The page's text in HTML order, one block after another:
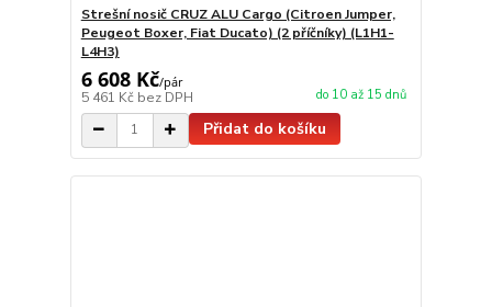
Strešní nosič CRUZ ALU Cargo (Citroen Jumper,
Peugeot Boxer, Fiat Ducato) (2 příčníky) (L1H1-
L4H3)
6 608 Kč/pár
5 461 Kč bez DPH do 10 až 15 dnů
Přidat do košíku